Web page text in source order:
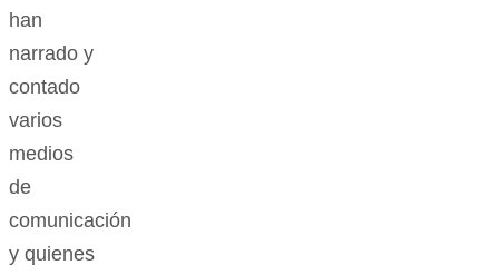
han
narrado y
contado
varios
medios
de
comunicación
y quienes